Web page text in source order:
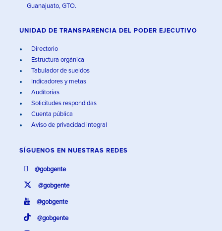
Guanajuato, GTO.
UNIDAD DE TRANSPARENCIA DEL PODER EJECUTIVO
Directorio
Estructura orgánica
Tabulador de sueldos
Indicadores y metas
Auditorías
Solicitudes respondidas
Cuenta pública
Aviso de privacidad integral
SÍGUENOS EN NUESTRAS REDES
@gobgente
@gobgente
@gobgente
@gobgente